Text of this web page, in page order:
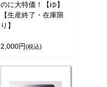
のに大特価！【ゆ】
【生産終了・在庫限
り】
2,000円(税込)